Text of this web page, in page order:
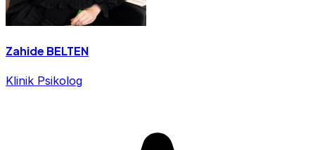
Zahide BELTEN
Klinik Psikolog